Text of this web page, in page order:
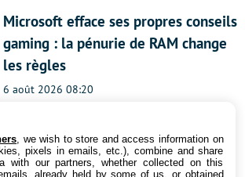
Microsoft efface ses propres conseils
gaming : la pénurie de RAM change
les règles
6 août 2026 08:20
Ces employés de ByteDance
utilisent des IA américaines, ils sont
, we wish to store and access information on
pixels in emails, etc.), combine and share
with our partners, whether collected on this
already held by some of us, or obtained